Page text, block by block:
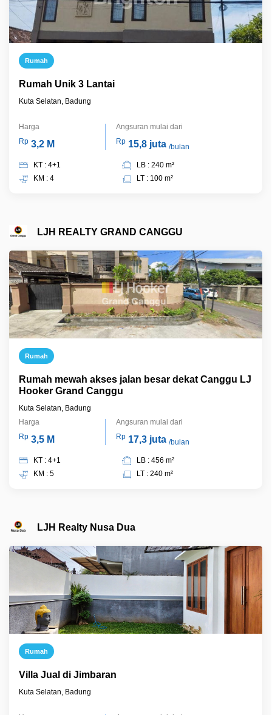
Rumah
Rumah Unik 3 Lantai
Kuta Selatan, Badung
Harga
Rp 3,2 M
Angsuran mulai dari
Rp 15,8 juta /bulan
KT : 4+1
KM : 4
LB : 240 m²
LT : 100 m²
LJH REALTY GRAND CANGGU
Rumah
Rumah mewah akses jalan besar dekat Canggu LJ
Hooker Grand Canggu
Kuta Selatan, Badung
Harga
Rp 3,5 M
Angsuran mulai dari
Rp 17,3 juta /bulan
KT : 4+1
KM : 5
LB : 456 m²
LT : 240 m²
LJH Realty Nusa Dua
Rumah
Villa Jual di Jimbaran
Kuta Selatan, Badung